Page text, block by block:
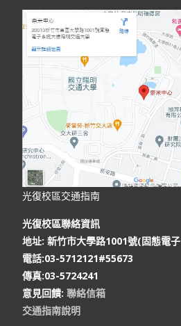
光復校區交通指南
光復校區聯絡資訊
地址: 新竹市大學路1001號(固態電
電話:03-5712121#55673
傳真:03-5724241
意見回饋: 聯絡信箱
交通指南說明